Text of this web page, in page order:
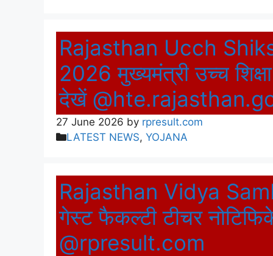
Rajasthan Ucch
2026 मुख्यमंत्री उच्च शिक्षा
देखें
27 June 2026 by rpresult.com
Categories
LATEST NEWS, YOJANA
Rajasthan Vidya
गेस्ट फैकल्टी टीचर
@rpresult.com